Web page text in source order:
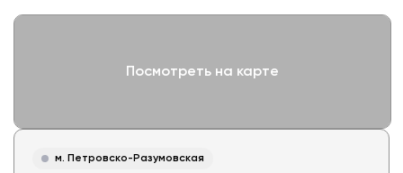
Посмотреть на карте
м. Петровско-Разумовская